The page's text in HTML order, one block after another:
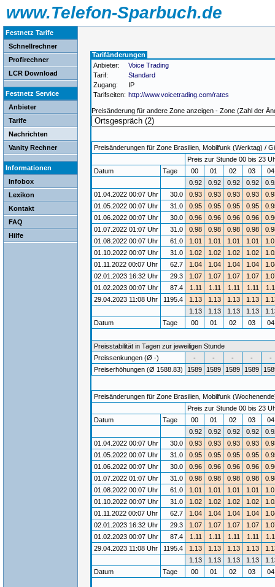
www.Telefon-Sparbuch.de
Festnetz Tarife
Schnellrechner
Profirechner
LCR Download
Festnetz Service
Anbieter
Tarife
Nachrichten
Vanity Rechner
Informationen
Infobox
Lexikon
Kontakt
FAQ
Hilfe
Tarifänderungen
Anbieter:
Voice Trading
Tarif:
Standard
Zugang:
IP
Tarifseiten: http://www.voicetrading.com/rates
Preisänderung für andere Zone anzeigen - Zone (Zahl der
Preisänderungen für Zone Brasilien, Mobilfunk (Werktag) /
Preis zur Stunde 00 bis 23
Datum
Tage 00 01 02 03
0.92
0.92 0.92 0.92
01.04.2022 00:07 Uhr
30.0 0.93 0.93 0.93 0.93
01.05.2022 00:07 Uhr
31.0 0.95 0.95 0.95 0.95
01.06.2022 00:07 Uhr
30.0 0.96 0.96 0.96 0.96
01.07.2022 01:07 Uhr
31.0 0.98 0.98 0.98 0.98
01.08.2022 00:07 Uhr
61.0 1.01 1.01 1.01 1.01
01.10.2022 00:07 Uhr
31.0 1.02 1.02 1.02 1.02
01.11.2022 00:07 Uhr
62.7 1.04 1.04 1.04 1.04
02.01.2023 16:32 Uhr
29.3 1.07 1.07 1.07 1.07
01.02.2023 00:07 Uhr
87.4 1.11 1.11 1.11 1.11
29.04.2023 11:08 Uhr
1195.4 1.13 1.13 1.13 1.13
1.13
1.13 1.13 1.13
Datum
Tage 00 01 02 03
Preisstabilität in Tagen zur jeweiligen Stunde
Preissenkungen (Ø -)
- - - -
-
Preiserhöhungen (Ø 1588.83)
1589 1589 1589 1589
Preisänderungen für Zone Brasilien, Mobilfunk
Preis zur Stunde 00 bis 23
Datum
Tage 00 01 02 03
0.92
0.92 0.92 0.92
01.04.2022 00:07 Uhr
30.0 0.93 0.93 0.93 0.93
01.05.2022 00:07 Uhr
31.0 0.95 0.95 0.95 0.95
01.06.2022 00:07 Uhr
30.0 0.96 0.96 0.96 0.96
01.07.2022 01:07 Uhr
31.0 0.98 0.98 0.98 0.98
01.08.2022 00:07 Uhr
61.0 1.01 1.01 1.01 1.01
01.10.2022 00:07 Uhr
31.0 1.02 1.02 1.02 1.02
01.11.2022 00:07 Uhr
62.7 1.04 1.04 1.04 1.04
02.01.2023 16:32 Uhr
29.3 1.07 1.07 1.07 1.07
01.02.2023 00:07 Uhr
87.4 1.11 1.11 1.11 1.11
29.04.2023 11:08 Uhr
1195.4 1.13 1.13 1.13 1.13
1.13
1.13 1.13 1.13
Datum
Tage 00 01 02 03